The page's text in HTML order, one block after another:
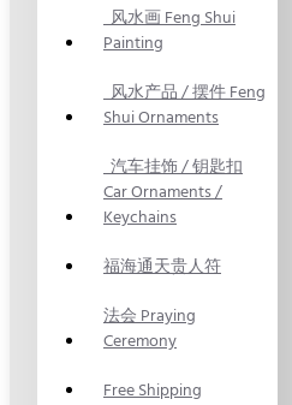
风水画 Feng Shui
Painting
风水产品 / 摆件 Feng
Shui Ornaments
汽车挂饰 / 钥匙扣
Car Ornaments /
Keychains
福海通天贵人符
法会 Praying
Ceremony
Free Shipping